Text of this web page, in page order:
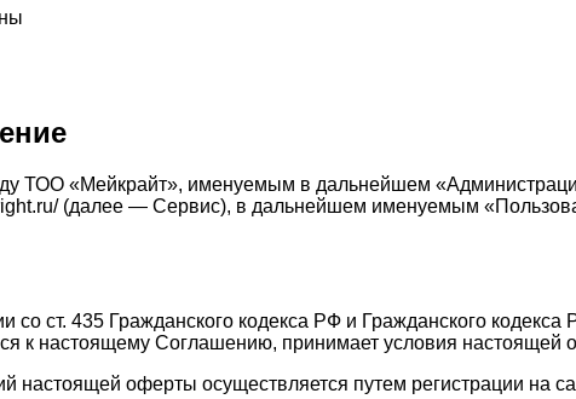
ТОО «Мейкрайт», именуемым в дальнейшем
(далее — Сервис), в дальнейшем именуемым
со ст. 435 Гражданского кодекса РФ и Гражданского
к настоящему Соглашению, принимает условия
настоящей оферты осуществляется путем регистрации на